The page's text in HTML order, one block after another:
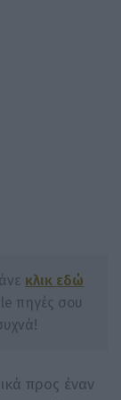
κλικ εδώ
πηγές σου
προς έναν